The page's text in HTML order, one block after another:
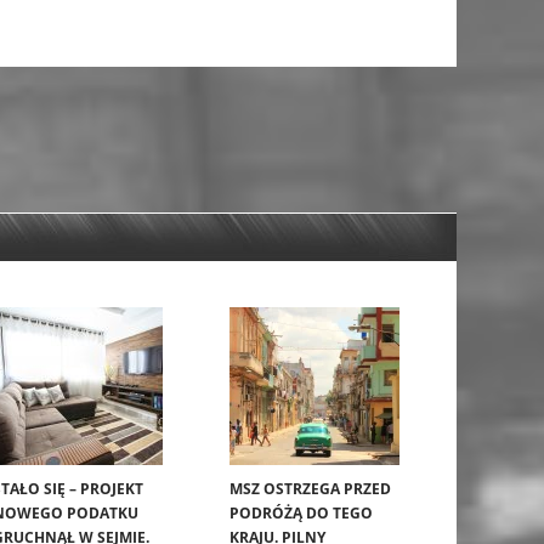
SIĘ – PROJEKT
PODATKU
W SEJMIE.
MSZ OSTRZEGA PRZED
PODRÓŻĄ DO TEGO
KRAJU. PILNY